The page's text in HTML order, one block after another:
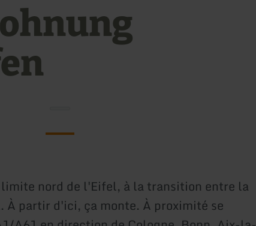
nord de l'Eifel, à la transition entre la
partir d'ici, ça monte. À proximité se